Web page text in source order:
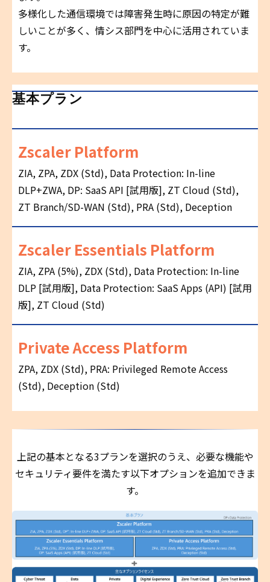
多様化した通信環境では障害発生時に原因の特定が難
しいことが多く、情シス部門を中心に活用されていま
す。
基本プラン
Zscaler Platform
ZIA, ZPA, ZDX (Std), Data Protection: In-line
DLP+ZWA, DP: SaaS API [試用版], ZT Cloud (Std),
ZT Branch/SD-WAN (Std), PRA (Std), Deception
Zscaler Essentials Platform
ZIA, ZPA (5%), ZDX (Std), Data Protection: In-line
DLP [試用版], Data Protection: SaaS Apps (API) [試用
版], ZT Cloud (Std)
Private Access Platform
ZPA, ZDX (Std), PRA: Privileged Remote Access
(Std), Deception (Std)
上記の基本となる3プランを選択のうえ、必要な機能や
セキュリティ要件を満たす以下オプションを追加できま
す。